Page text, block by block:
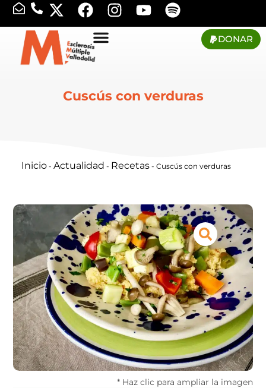
DONAR
Cuscús con verduras
Inicio- Actualidad - Recetas- Cuscús con verduras
* Haz clic para ampliar la imagen